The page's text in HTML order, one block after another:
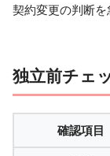
契約変更の判断を
独立前チェ
確認項目